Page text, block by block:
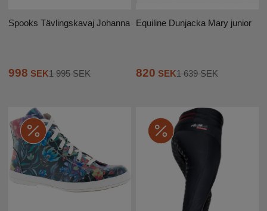
Spooks Tävlingskavaj Johanna
998 SEK1 995 SEK
Equiline Dunjacka Mary junior
820 SEK1 639 SEK